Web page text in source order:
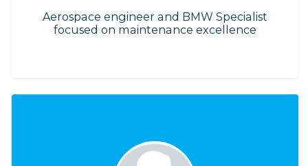
Aerospace engineer and BMW Specialist
focused on maintenance excellence